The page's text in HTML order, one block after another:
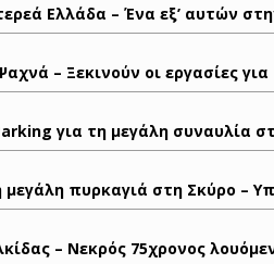
Ελλάδα – Ένα εξ’ αυτών
– Ξεκινούν οι εργασίες για
για τη μεγάλη συναυλία
μεγάλη πυρκαγιά στη Σκύρο –
– Νεκρός 75χρονος